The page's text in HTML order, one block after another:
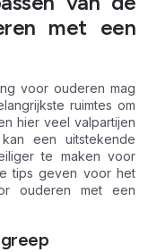
met een
voor ouderen mag
ruimtes om
hier veel valpartijen
een uitstekende
te maken voor
tips geven voor het
ouderen met een